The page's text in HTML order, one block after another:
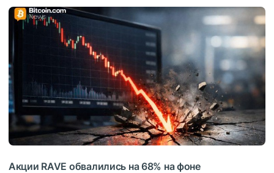
Акции RAVE обвалились на 68% на фоне